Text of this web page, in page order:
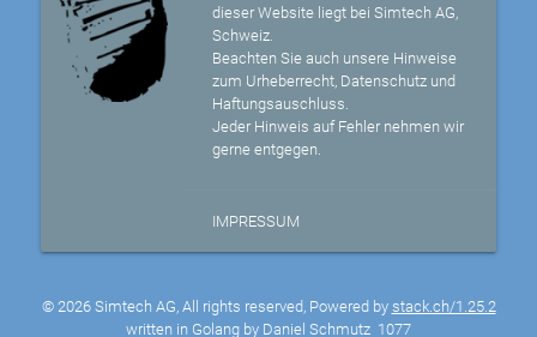
dieser Website liegt bei Simtech AG,
Schweiz.
Beachten Sie auch unsere Hinweise
zum Urheberrecht, Datenschutz und
Haftungsauschluss.
Jeder Hinweis auf Fehler nehmen wir
gerne entgegen.
IMPRESSUM
© 2026 Simtech AG, All rights reserved, Powered by stack.ch/1.25.2
written in Golang by Daniel Schmutz 1077